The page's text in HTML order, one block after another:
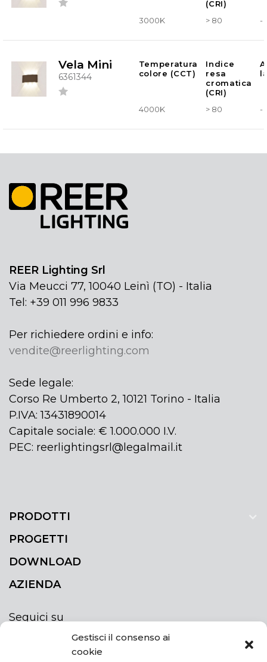
Gestisci il consenso ai
cookie
(CRI)
3000K > 80 -
Vela Mini
6361344
Temperatura
colore (CCT)
Indice
resa
cromatica
(CRI)
4000K > 80 -
REER Lighting Srl
Via Meucci 77, 10040 Leinì (TO) - Italia
Tel: +39 011 996 9833
Per richiedere ordini e info:
vendite@reerlighting.com
Sede legale:
Corso Re Umberto 2, 10121 Torino - Italia
P.IVA: 13431890014
Capitale sociale: € 1.000.000 I.V.
PEC: reerlightingsrl@legalmail.it
PRODOTTI
PROGETTI
DOWNLOAD
AZIENDA
Seguici su